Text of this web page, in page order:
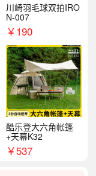
川崎羽毛球双拍IRO
N-007
￥190
酷乐登大六角帐篷
+天幕K32
￥537